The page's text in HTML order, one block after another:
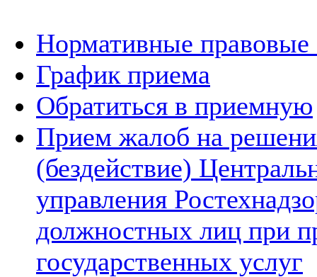
Нормативные правовые
График приема
Обратиться в приемную
Прием жалоб на
(бездействие)
управления
должностных лиц при
государственных услуг